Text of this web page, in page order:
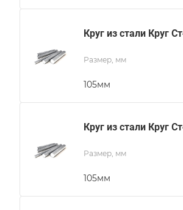
Круг из стали Круг
Размер, мм
105мм
Круг из стали Круг
Размер, мм
105мм